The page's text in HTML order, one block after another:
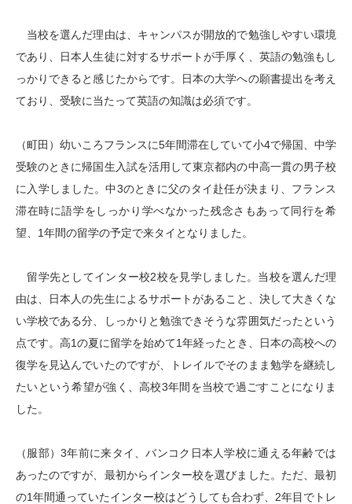
当校を選んだ理由は、キャンパスが開放的で勉強しやすい環境
であり、日本人生徒に対するサポートが手厚く、英語の勉強もし
っかりできると感じたからです。日本の大学への願書提出を考え
ており、受験に当たって英語の知識は必須です。
（町田）幼いころフランスに5年間滞在していて小4で帰国、中学
受験のときに帰国生入試を活用して東京都内の中高一貫の男子校
に入学しました。中3のときに父のタイ赴任が決まり、フランス
滞在時に語学をしっかり学べなかった残念さもあって同行を希
望、1年間の留学の予定で来タイとなりました。
留学先としてインター校2校を見学しました。当校を選んだ理
由は、日本人の先生によるサポートがあること、決して大きくな
い学校である分、しっかりと勉強できそうな雰囲気だったという
点です。高1の夏に留学を始めて1年経ったとき、日本の高校への
復学を見込んでいたのですが、トレイルでそのまま勉学を継続し
たいという希望が強く、高校3年間を当校で過ごすことになりま
した。
（服部）3年前に来タイ、バンコク日本人学校に通える年齢では
あったのですが、最初からインター校を選びました。ただ、最初
の1年間通っていたインター校はどうしても合わず、2年目でトレ